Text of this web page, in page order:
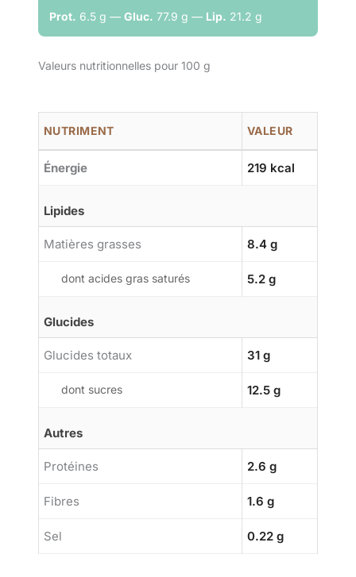
Prot. 6.5 g — Gluc. 77.9 g — Lip. 21.2 g
Valeurs nutritionnelles pour 100 g
NUTRIMENT VALEUR
Énergie 219 kcal
Lipides
Matières grasses 8.4 g
dont acides gras saturés 5.2 g
Glucides
Glucides totaux 31 g
dont sucres 12.5 g
Autres
Protéines 2.6 g
Fibres 1.6 g
Sel 0.22 g